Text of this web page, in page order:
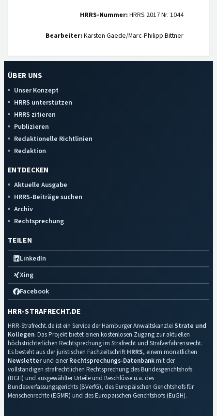
HRRS-Nummer: HRRS 2017 Nr. 1044
Bearbeiter: Karsten Gaede/Marc-Philipp Bittner
ÜBER UNS
Unser Konzept
HRRS unterstützen
HRRS zitieren
Publizieren
Redaktionelle Richtlinien
Redaktion
ENTDECKEN
Aktuelle Ausgabe
HRRS-Beiträge suchen
Archiv
Rechtsprechung
TEILEN
LinkedIn
Xing
Facebook
HRR-STRAFRECHT.DE
HRR-Strafrecht.de ist ein Service der Hamburger Anwaltskanzlei Strate und
Kollegen. Das Projekt bietet einen kostenlosen Zugang zur aktuellen
höchstrichterlichen Rechtsprechung im Strafrecht und Strafverfahrensrecht.
Es besteht aus der juristischen Fachzeitschrift HRRS, einem monatlichen
Newsletterund einerRechtsprechungs-Datenbankmit der
vollständigen strafrechtlichen Rechtsprechung des Bundesgerichtshofs
(BGH) und ausgewählter Urteile und Beschlüsse u.a. des
Bundesverfassungsgerichts (BVerfG), des Europäischen Gerichtshofs für
Menschenrechte (EGMR) und des Europäischen Gerichtshofs (EuGH).